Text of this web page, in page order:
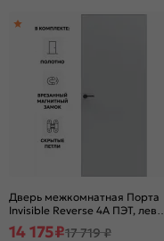
Дверь межкомнатная Порта
Invisible Reverse 4A ПЭТ, левое
открывание, Shellac Grey,
глухая, скрытая, кромка
14 175₽17 719 ₽